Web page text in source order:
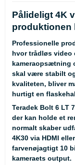
Pålideligt 4K
Professionelle
hvor trådløs video
kameraopsætning
skal være stabilt
kvaliteten, bliver
hurtigt en
Teradek Bolt 6 LT
der kan holde et
normalt skaber
4K30 via HDMI
farvenøjagtigt 10
kameraets output.